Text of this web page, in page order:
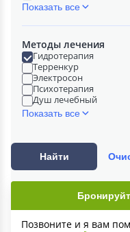
Показать все
Методы лечения
Гидротерапия
Терренкур
Электросон
Психотерапия
Душ лечебный
Показать все
Найти
Позвоните и я вам